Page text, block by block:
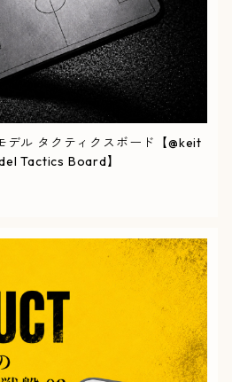
デル タクティクスボード【@keit
Tactics Board】